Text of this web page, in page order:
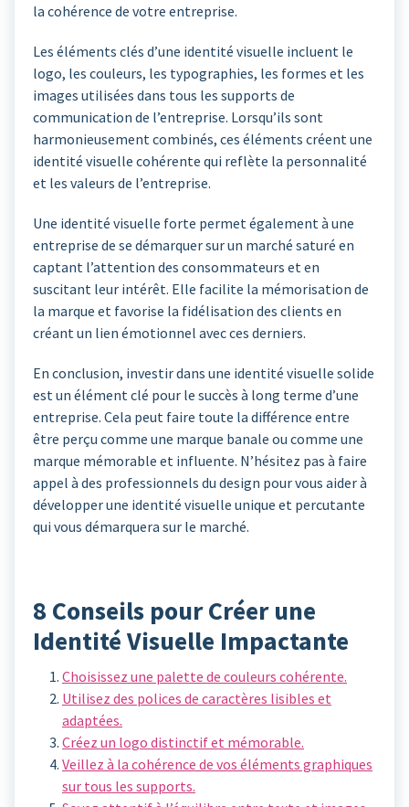
la cohérence de votre entreprise.
Les éléments clés d’une identité visuelle incluent le
logo, les couleurs, les typographies, les formes et les
images utilisées dans tous les supports de
communication de l’entreprise. Lorsqu’ils sont
harmonieusement combinés, ces éléments créent une
identité visuelle cohérente qui reflète la personnalité
et les valeurs de l’entreprise.
Une identité visuelle forte permet également à une
entreprise de se démarquer sur un marché saturé en
captant l’attention des consommateurs et en
suscitant leur intérêt. Elle facilite la mémorisation de
la marque et favorise la fidélisation des clients en
créant un lien émotionnel avec ces derniers.
En conclusion, investir dans une identité visuelle solide
est un élément clé pour le succès à long terme d’une
entreprise. Cela peut faire toute la différence entre
être perçu comme une marque banale ou comme une
marque mémorable et influente. N’hésitez pas à faire
appel à des professionnels du design pour vous aider à
développer une identité visuelle unique et percutante
qui vous démarquera sur le marché.
8 Conseils pour Créer une
Identité Visuelle Impactante
Choisissez une palette de couleurs cohérente.
Utilisez des polices de caractères lisibles et
adaptées.
Créez un logo distinctif et mémorable.
Veillez à la cohérence de vos éléments graphiques
sur tous les supports.